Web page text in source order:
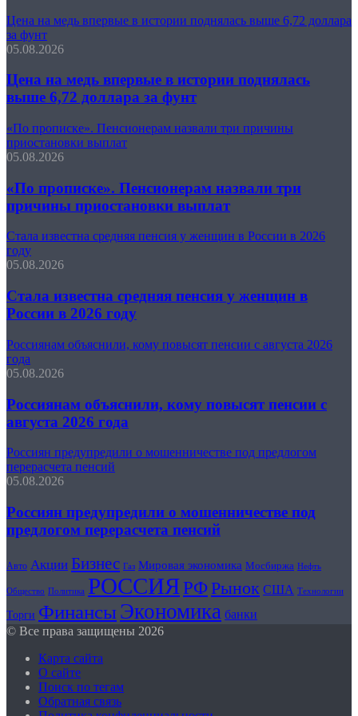
Цена на медь впервые в истории поднялась выше 6,72 доллара
за фунт
05.08.2026
Цена на медь впервые в истории поднялась
выше 6,72 доллара за фунт
«По прописке». Пенсионерам назвали три причины
приостановки выплат
05.08.2026
«По прописке». Пенсионерам назвали три
причины приостановки выплат
Стала известна средняя пенсия у женщин в России в 2026
году
05.08.2026
Стала известна средняя пенсия у женщин в
России в 2026 году
Россиянам объяснили, кому повысят пенсии с августа 2026
года
05.08.2026
Россиянам объяснили, кому повысят пенсии с
августа 2026 года
Россиян предупредили о мошенничестве под предлогом
перерасчета пенсий
05.08.2026
Россиян предупредили о мошенничестве под
предлогом перерасчета пенсий
Авто Акции Бизнес Газ Мировая экономика Мосбиржа Нефть
Общество Политика РОССИЯРФРынок США Технологии
Торги Финансы Экономика банки
© Все права защищены 2026
Карта сайта
О сайте
Поиск по тегам
Обратная связь